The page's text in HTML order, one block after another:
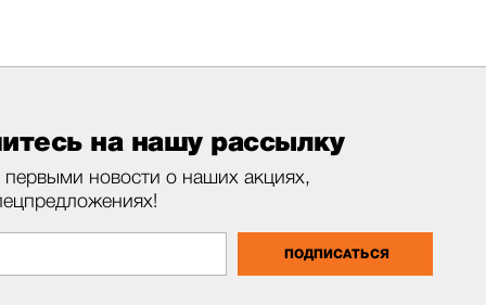
на нашу рассылку
первыми новости о наших акциях,
ПОДПИСАТЬСЯ